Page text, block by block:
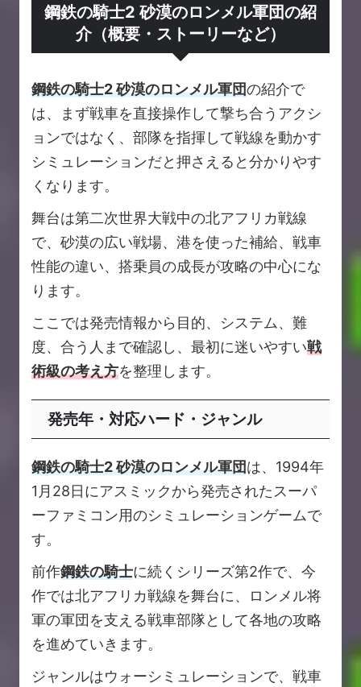
鋼鉄の騎士2 砂漠のロンメル軍団の紹
介（概要・ストーリーなど）
鋼鉄の騎士2 砂漠のロンメル軍団の紹介で
は、まず戦車を直接操作して撃ち合うアクシ
ョンではなく、部隊を指揮して戦線を動かす
シミュレーションだと押さえると分かりやす
くなります。
舞台は第二次世界大戦中の北アフリカ戦線
で、砂漠の広い戦場、港を使った補給、戦車
性能の違い、搭乗員の成長が攻略の中心にな
ります。
ここでは発売情報から目的、システム、難
度、合う人まで確認し、最初に迷いやすい戦
術級の考え方を整理します。
発売年・対応ハード・ジャンル
鋼鉄の騎士2 砂漠のロンメル軍団は、1994年
1月28日にアスミックから発売されたスーパ
ーファミコン用のシミュレーションゲームで
す。
前作鋼鉄の騎士に続くシリーズ第2作で、今
作では北アフリカ戦線を舞台に、ロンメル将
軍の軍団を支える戦車部隊として各地の攻略
を進めていきます。
ジャンルはウォーシミュレーションで、戦車